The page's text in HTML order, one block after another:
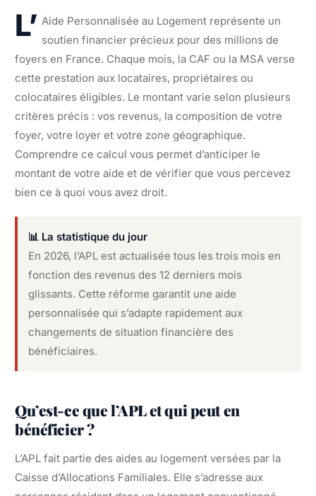
L’ Aide Personnalisée au Logement représente un
soutien financier précieux pour des millions de
foyers en France. Chaque mois, la CAF ou la MSA verse
cette prestation aux locataires, propriétaires ou
colocataires éligibles. Le montant varie selon plusieurs
critères précis : vos revenus, la composition de votre
foyer, votre loyer et votre zone géographique.
Comprendre ce calcul vous permet d’anticiper le
montant de votre aide et de vérifier que vous percevez
bien ce à quoi vous avez droit.
📊 La statistique du jour
En 2026, l’APL est actualisée tous les trois mois en
fonction des revenus des 12 derniers mois
glissants. Cette réforme garantit une aide
personnalisée qui s’adapte rapidement aux
changements de situation financière des
bénéficiaires.
Qu’est-ce que l’APL et qui peut en
bénéficier ?
L’APL fait partie des aides au logement versées par la
Caisse d’Allocations Familiales. Elle s’adresse aux